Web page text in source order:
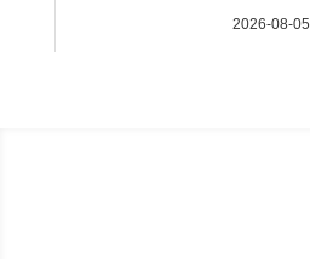
2026-08-05